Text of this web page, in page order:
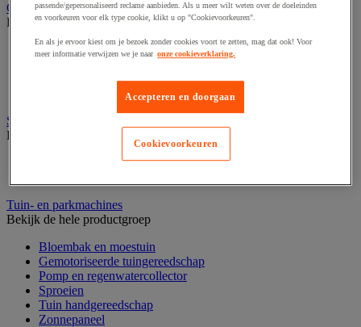
Gevelvlaggen
Bekijk de hele productgroep
Officiële vlag
Stedelijke overkapping
Bekijk de hele productgroep
Overkapping multifunctioneel en voor tweewielers
Tuin- en parkmachines
Bekijk de hele productgroep
Bloembak en moestuin
Gemotoriseerde tuingereedschap
Pomp en regenwatercollector
Sproeien
Tuin handgereedschap
Zonnepaneel
passende/gepersonaliseerd reclame aanbieden. Als u meer wilt weten over de doeleinden
en voorkeuren voor elk type cookie, klikt u op "Cookievoorkeuren".
En als je ervoor kiest om je bezoek zonder cookies voort te zetten, mag dat ook! Voor
meer informatie verwijzen we je naar onze cookieverklaring.
Accepteren en doorgaan
Cookievoorkeuren